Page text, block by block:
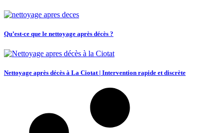
Qu’est-ce que le nettoyage après décès ?
Nettoyage après décès à La Ciotat | Intervention rapide et discrète